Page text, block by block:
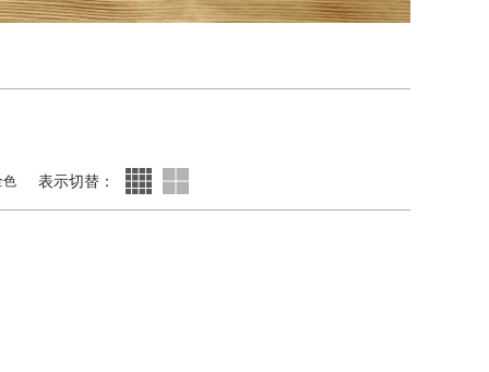
色 表示切替：